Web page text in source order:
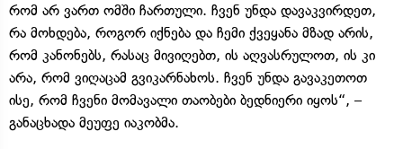
რომ არ ვართ ომში ჩართული. ჩვენ უნდა დავაკვირდეთ,
რა მოხდება, როგორ იქნება და ჩემი ქვეყანა მზად არის,
რომ კანონებს, რასაც მივიღებთ, ის აღვასრულოთ, ის კი
არა, რომ ვიღაცამ გვიკარნახოს. ჩვენ უნდა გავაკეთოთ
ისე, რომ ჩვენი მომავალი თაობები ბედნიერი იყოს“, –
განაცხადა მეუფე იაკობმა.